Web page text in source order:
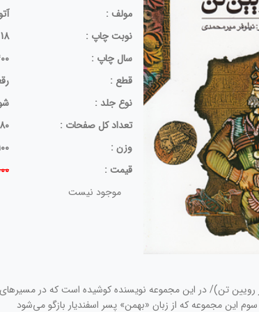
مولف :
نوبت چاپ :
18
سال چاپ :
قطع :
نوع جلد :
تعداد کل صفحات :
80
وزن :
قيمت :
موجود نیست
شاهنامه 3 (اسفندیار رویین تن)/ در این‌ مجموعه‌ نویسنده‌ کوشیده‌ است‌ که‌
این‌ مجموعه‌ که‌ از زبان‌ «بهمن‌» پسر اسفندیار بازگو می‌شود